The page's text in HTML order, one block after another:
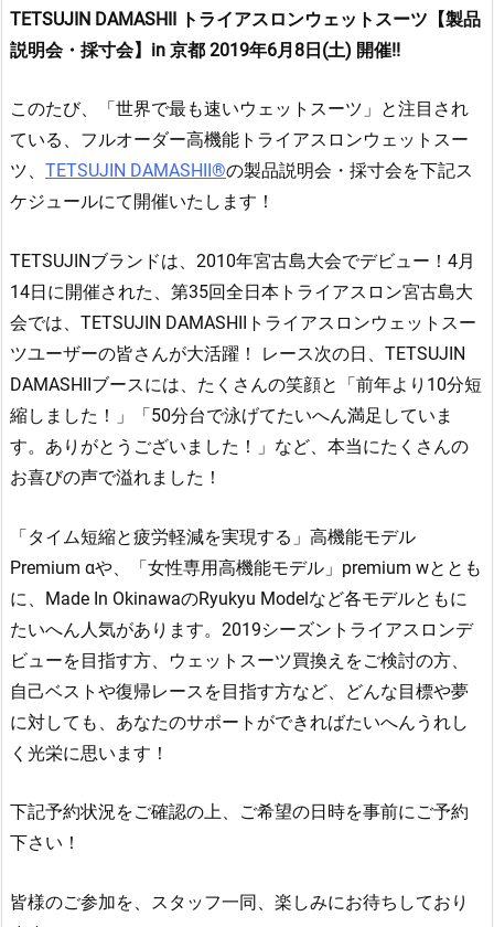
TETSUJIN DAMASHII トライアスロンウェットスーツ【製品
説明会・採寸会】in 京都 2019年6月8日(土) 開催!!
このたび、「世界で最も速いウェットスーツ」と注目され
ている、フルオーダー高機能トライアスロンウェットスー
ツ、 TETSUJIN DAMASHII®の製品説明会・採寸会を下記ス
ケジュールにて開催いたします！
TETSUJINブランドは、2010年宮古島大会でデビュー！4月
14日に開催された、第35回全日本トライアスロン宮古島大
会では、TETSUJIN DAMASHIIトライアスロンウェットスー
ツユーザーの皆さんが大活躍！ レース次の日、TETSUJIN
DAMASHIIブースには、たくさんの笑顔と「前年より10分短
縮しました！」「50分台で泳げてたいへん満足していま
す。ありがとうございました！」など、本当にたくさんの
お喜びの声で溢れました！
「タイム短縮と疲労軽減を実現する」高機能モデル
Premium αや、「女性専用高機能モデル」premium wととも
に、Made In OkinawaのRyukyu Modelなど各モデルともに
たいへん人気があります。2019シーズントライアスロンデ
ビューを目指す方、ウェットスーツ買換えをご検討の方、
自己ベストや復帰レースを目指す方など、どんな目標や夢
に対しても、あなたのサポートができればたいへんうれし
く光栄に思います！
下記予約状況をご確認の上、ご希望の日時を事前にご予約
下さい！
皆様のご参加を、スタッフ一同、楽しみにお待ちしており